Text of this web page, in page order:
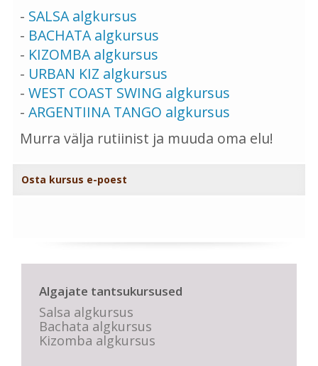
- SALSA algkursus
- BACHATA algkursus
- KIZOMBA algkursus
- URBAN KIZ algkursus
- WEST COAST SWING algkursus
- ARGENTIINA TANGO algkursus
Murra välja rutiinist ja muuda oma elu!
Osta kursus e-poest
Algajate tantsukursused
Salsa algkursus
Bachata algkursus
Kizomba algkursus